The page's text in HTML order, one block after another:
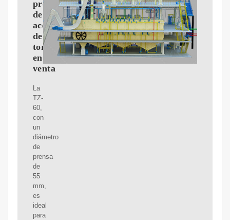
prensa
de
aceite
de
tornillo
en
venta
La
TZ-
60,
con
un
diámetro
de
prensa
de
55
mm,
es
ideal
para